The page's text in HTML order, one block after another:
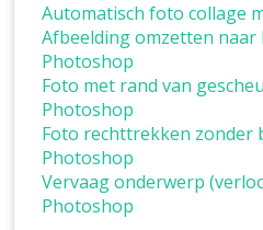
Automatisch foto collage
Afbeelding omzetten
Photoshop
Foto met rand van
Photoshop
Foto rechttrekken zonder
Photoshop
Vervaag onderwerp
Photoshop